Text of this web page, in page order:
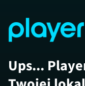
Ups...